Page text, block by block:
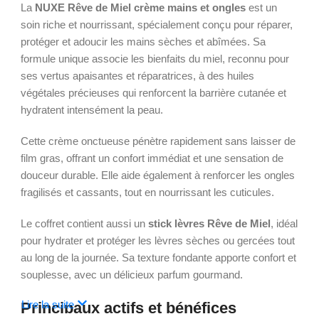
La NUXE Rêve de Miel crème mains et ongles est un
soin riche et nourrissant, spécialement conçu pour réparer,
protéger et adoucir les mains sèches et abîmées. Sa
formule unique associe les bienfaits du miel, reconnu pour
ses vertus apaisantes et réparatrices, à des huiles
végétales précieuses qui renforcent la barrière cutanée et
hydratent intensément la peau.
Cette crème onctueuse pénètre rapidement sans laisser de
film gras, offrant un confort immédiat et une sensation de
douceur durable. Elle aide également à renforcer les ongles
fragilisés et cassants, tout en nourrissant les cuticules.
Le coffret contient aussi unstick lèvres Rêve de Miel, idéal
pour hydrater et protéger les lèvres sèches ou gercées tout
au long de la journée. Sa texture fondante apporte confort et
souplesse, avec un délicieux parfum gourmand.
Principaux actifs et bénéfices
Lire la suite